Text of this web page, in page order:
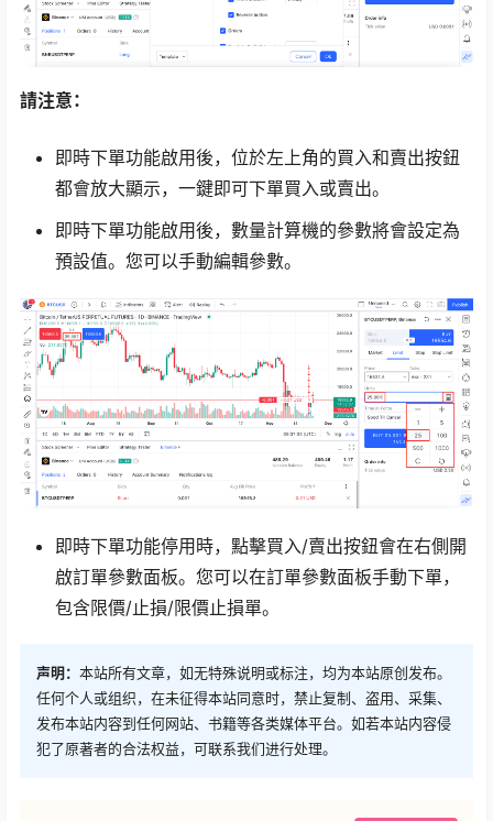
請注意：
即時下單功能啟用後，位於左上角的買入和賣出按鈕
都會放大顯示，一鍵即可下單買入或賣出。
即時下單功能啟用後，數量計算機的參數將會設定為
預設值。您可以手動編輯參數。
即時下單功能停用時，點擊買入/賣出按鈕會在右側開
啟訂單參數面板。您可以在訂單參數面板手動下單，
包含限價/止損/限價止損單。
声明： 本站所有文章，如无特殊说明或标注，均为本站原创发布。
任何个人或组织，在未征得本站同意时，禁止复制、盗用、采集、
发布本站内容到任何网站、书籍等各类媒体平台。如若本站内容侵
犯了原著者的合法权益，可联系我们进行处理。